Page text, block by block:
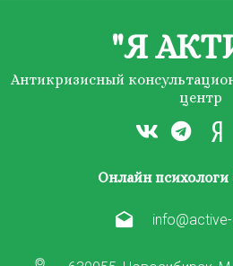
"Я
Антикризисный
центр
Онлайн психологи